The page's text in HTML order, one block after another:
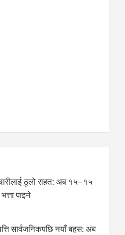
ठूलो राहत: अब १५–१५
पाइने
सार्वजनिकपछि नयाँ बहस: अब